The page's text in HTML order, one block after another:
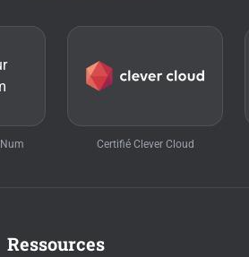
Certifié Clever Cloud
Ressources